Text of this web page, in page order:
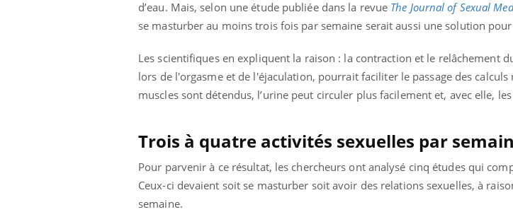
d’eau. Mais, selon une étude publiée dans la revue The Journal of Sexual
se masturber au moins trois fois par semaine serait aussi une solution pour
Les scientifiques en expliquent la raison : la contraction et le relâchement
lors de l'orgasme et de l'éjaculation, pourrait faciliter le passage des
muscles sont détendus, l’urine peut circuler plus facilement et, avec elle,
Trois à quatre activités sexuelles par
Pour parvenir à ce résultat, les chercheurs ont analysé cinq études qui
Ceux-ci devaient soit se masturber soit avoir des relations sexuelles, à
semaine.